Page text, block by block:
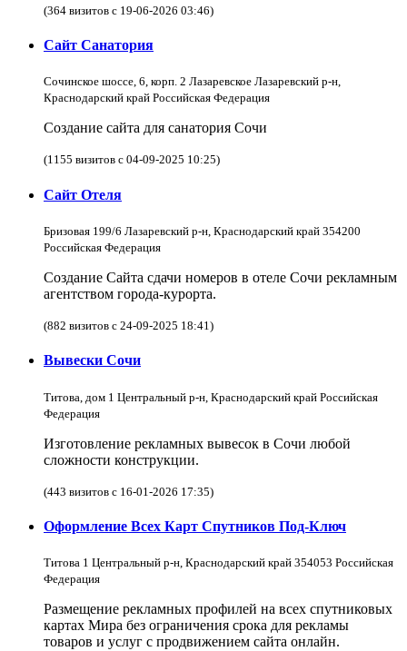
(364 визитов с 19-06-2026 03:46)
Сайт Санатория
Сочинское шоссе, 6, корп. 2 Лазаревское Лазаревский р-н,
Краснодарский край Российская Федерация
Создание сайта для санатория Сочи
(1155 визитов с 04-09-2025 10:25)
Сайт Отеля
Бризовая 199/6 Лазаревский р-н, Краснодарский край 354200
Российская Федерация
Создание Сайта сдачи номеров в отеле Сочи рекламным
агентством города-курорта.
(882 визитов с 24-09-2025 18:41)
Вывески Сочи
Титова, дом 1 Центральный р-н, Краснодарский край Российская
Федерация
Изготовление рекламных вывесок в Сочи любой
сложности конструкции.
(443 визитов с 16-01-2026 17:35)
Оформление Всех Карт Спутников Под-Ключ
Титова 1 Центральный р-н, Краснодарский край 354053 Российская
Федерация
Размещение рекламных профилей на всех спутниковых
картах Мира без ограничения срока для рекламы
товаров и услуг с продвижением сайта онлайн.